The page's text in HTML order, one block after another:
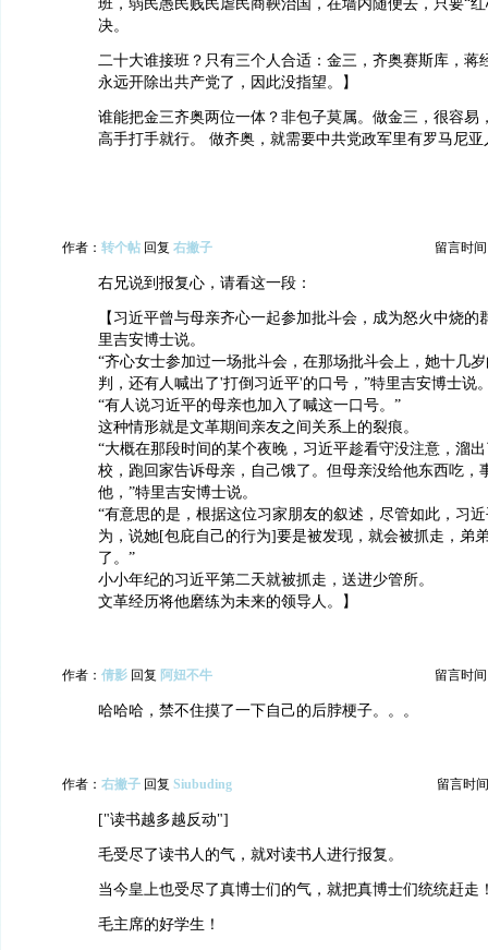
班，弱民愚民贱民虐民商鞅治国，在墙内随便去，只要“
决。
二十大谁接班？只有三个人合适：金三，齐奥赛斯库，蒋
永远开除出共产党了，因此没指望。】
谁能把金三齐奥两位一体？非包子莫属。做金三，很容易
高手打手就行。 做齐奥，就需要中共党政军里有罗马尼亚
作者： 转个帖 回复 右撇子 留言时间
右兄说到报复心，请看这一段：
【习近平曾与母亲齐心一起参加批斗会，成为怒火中烧的
里吉安博士说。
“齐心女士参加过一场批斗会，在那场批斗会上，她十几
判，还有人喊出了'打倒习近平'的口号，”特里吉安博士说
“有人说习近平的母亲也加入了喊这一口号。”
这种情形就是文革期间亲友之间关系上的裂痕。
“大概在那段时间的某个夜晚，习近平趁看守没注意，溜
校，跑回家告诉母亲，自己饿了。但母亲没给他东西吃，
他，”特里吉安博士说。
“有意思的是，根据这位习家朋友的叙述，尽管如此，习
为，说她[包庇自己的行为]要是被发现，就会被抓走，弟
了。”
小小年纪的习近平第二天就被抓走，送进少管所。
文革经历将他磨练为未来的领导人。】
作者： 倩影 回复 阿妞不牛 留言时间
哈哈哈，禁不住摸了一下自己的后脖梗子。。。
作者： 右撇子 回复 Siubuding 留言时
["读书越多越反动"]
毛受尽了读书人的气，就对读书人进行报复。
当今皇上也受尽了真博士们的气，就把真博士们统统赶走
毛主席的好学生！